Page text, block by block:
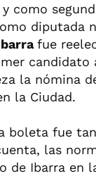
y como
diputada
fue
candidato
la nómina
la Ciudad.
boleta fue
las
de Ibarra en